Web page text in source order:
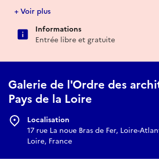
construction. Dans un contexte
et normativement exigeant, l’enjeu est de
outil performant de production de
de manière soutenable aux besoins de la
méthodes alternatives de construction et
développement territorial.
Tables rondes : les 12 novembre et 02
+ Voir plus
Informations
Entrée libre et gratuite
Galerie de l'Ordre des
Pays de la Loire
Localisation
17 rue La noue Bras de Fer, Loire-
Loire, France